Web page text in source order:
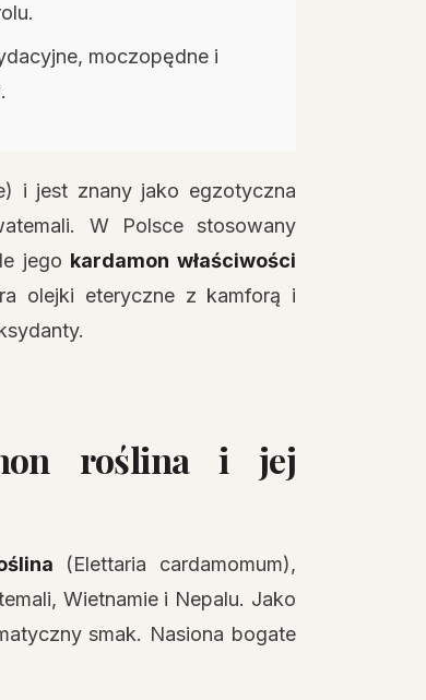
moczopędne i
i jest znany jako egzotyczna
W Polsce stosowany
jego kardamon właściwości
olejki eteryczne z kamforą i
roślina i jej
(Elettaria cardamomum),
Wietnamie i Nepalu. Jako
smak. Nasiona bogate